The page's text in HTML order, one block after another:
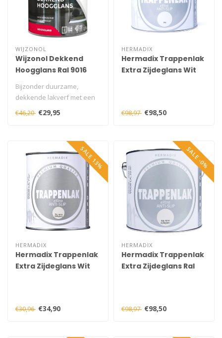
WIJZONOL
Wijzonol Dekkend
Hoogglans Ral 9016
750 ml
Bijzonder duurzame,
dekkende lakverf met een
fraaie hoogglans op basis
van alkyd..
€46,20 €29,95
HERMADIX
Hermadix Trappenlak
Extra Zijdeglans Wit
€98,97 €98,50
SALE 13%
HERMADIX
Hermadix Trappenlak
Extra Zijdeglans Wit
€30,96 €34,90
SALE -0%
HERMADIX
Hermadix Trappenlak
Extra Zijdeglans Ral
€98,97 €98,50